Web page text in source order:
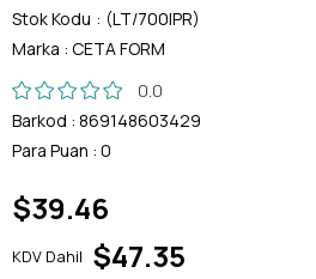
Stok Kodu
(LT/700IPR)
Marka : CETA FORM
0.0
Barkod : 869148603429
Para Puan : 0
$39.46
KDV Dahil $47.35